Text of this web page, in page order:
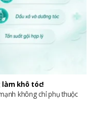
làm khô tóc!
không chỉ phụ thuộc